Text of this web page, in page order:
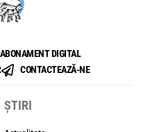
ABONAMENT DIGITAL
CONTACTEAZĂ-NE
ȘTIRI